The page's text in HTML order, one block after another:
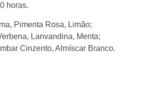
horas.
Pimenta Rosa, Limão;
Lanvandina, Menta;
Cinzento, Almíscar Branco.